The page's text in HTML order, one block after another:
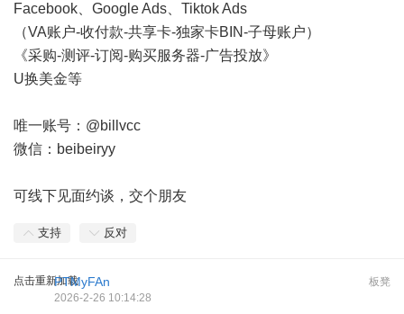
Facebook、Google Ads、Tiktok Ads
（VA账户-收付款-共享卡-独家卡BIN-子母账户）
《采购-测评-订阅-购买服务器-广告投放》
U换美金等
唯一账号：@billvcc
微信：beibeiryy
可线下见面约谈，交个朋友
支持 反对
点击重新加载 板凳
PTMyFAn
2026-2-26 10:14:28